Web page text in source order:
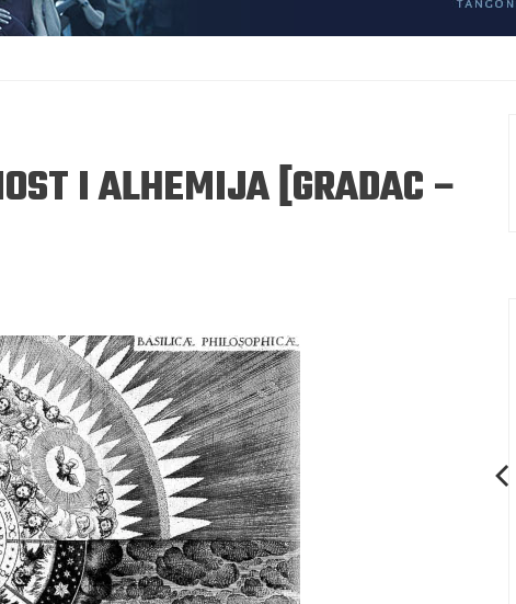
I ALHEMIJA [GRADAC –
JESENJIN
navikli na življenje pod
navikli smo da užižemo
ikonama, ali ne i pred
čovjekom.
Podijelite na:
Twitter
Pinterest
Literatura niti prepisuje, niti prepričava
život, već ga nanovo stvara.
Facebook
Pocket